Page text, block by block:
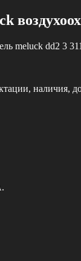
meluck dd2 3
наличия,